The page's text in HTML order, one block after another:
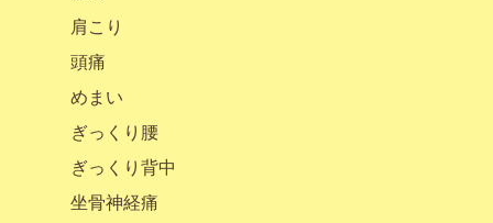
肩こり
頭痛
めまい
ぎっくり腰
ぎっくり背中
坐骨神経痛